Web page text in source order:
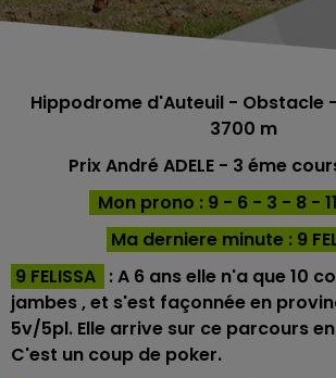
Hippodrome d'Auteuil - Obstacle
3700 m
Prix André ADELE - 3 éme
Mon prono : 9 - 6 - 3 - 8 -
Ma derniere minute : 9
9 FELISSA : A 6 ans elle n'a que 10
jambes , et s'est façonnée en
5v/5pl. Elle arrive sur ce parcours
C'est un coup de poker.